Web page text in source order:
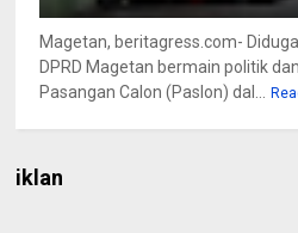
Magetan, beritagress.com-
DPRD Magetan bermain politik
Pasangan Calon (Paslon) dal...
iklan